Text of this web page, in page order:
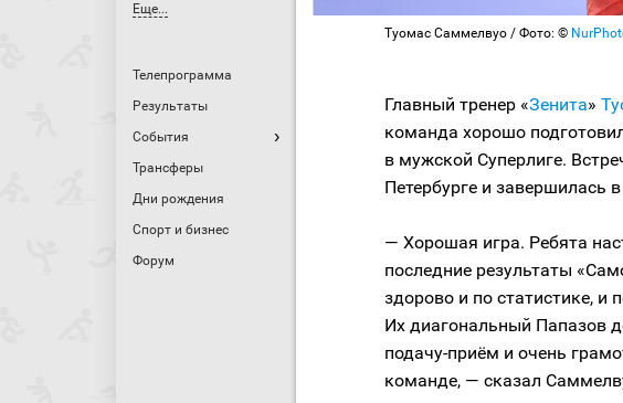
Еще...
Телепрограмма
Результаты
События
Трансферы
Дни рождения
Спорт и бизнес
Форум
Туомас Саммелвуо / Фото: ©
Главный тренер «Зенита»
команда хорошо
в мужской Суперлиге.
Петербурге и завершилась
— Хорошая игра. Ребята
последние результаты
здорово и по статистике, и
Их диагональный Папазов
подачу-приём и очень
команде, — сказал